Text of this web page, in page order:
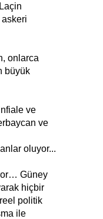
askeri
onlarca
büyük
ve
ve
oluyor...
Güney
hiçbir
politik
ile